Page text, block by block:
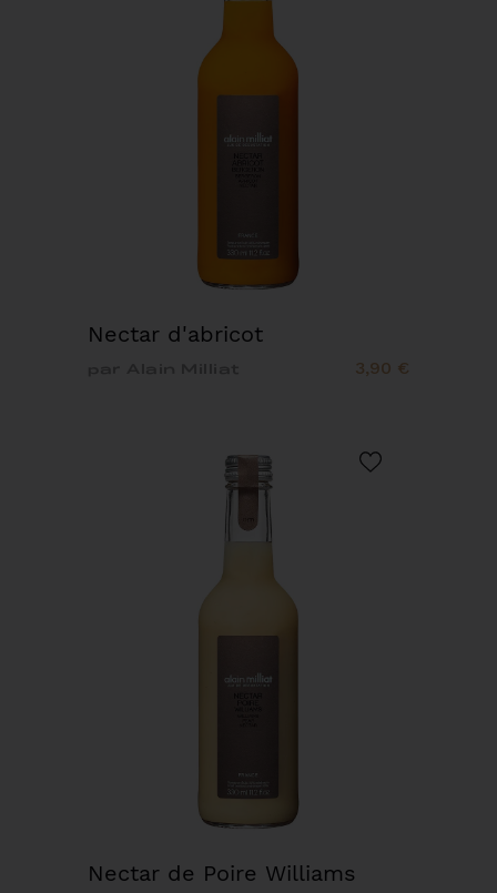
Nectar d'abricot
3,90 €
Nectar de Poire Williams